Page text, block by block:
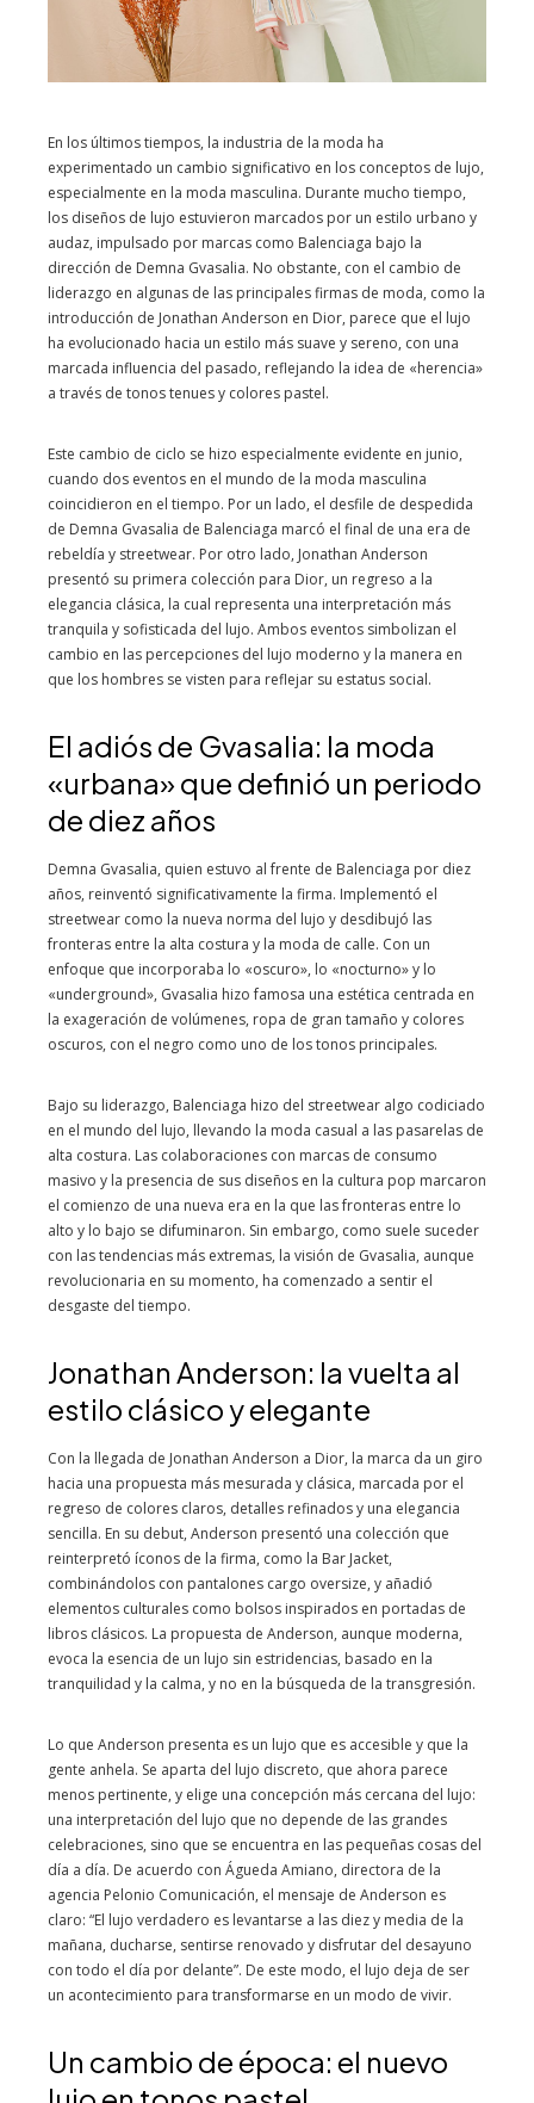
En los últimos tiempos, la industria de la moda ha
experimentado un cambio significativo en los conceptos de lujo,
especialmente en la moda masculina. Durante mucho tiempo,
los diseños de lujo estuvieron marcados por un estilo urbano y
audaz, impulsado por marcas como Balenciaga bajo la
dirección de Demna Gvasalia. No obstante, con el cambio de
liderazgo en algunas de las principales firmas de moda, como la
introducción de Jonathan Anderson en Dior, parece que el lujo
ha evolucionado hacia un estilo más suave y sereno, con una
marcada influencia del pasado, reflejando la idea de «herencia»
a través de tonos tenues y colores pastel.
Este cambio de ciclo se hizo especialmente evidente en junio,
cuando dos eventos en el mundo de la moda masculina
coincidieron en el tiempo. Por un lado, el desfile de despedida
de Demna Gvasalia de Balenciaga marcó el final de una era de
rebeldía y streetwear. Por otro lado, Jonathan Anderson
presentó su primera colección para Dior, un regreso a la
elegancia clásica, la cual representa una interpretación más
tranquila y sofisticada del lujo. Ambos eventos simbolizan el
cambio en las percepciones del lujo moderno y la manera en
que los hombres se visten para reflejar su estatus social.
El adiós de Gvasalia: la moda
«urbana» que definió un periodo
de diez años
Demna Gvasalia, quien estuvo al frente de Balenciaga por diez
años, reinventó significativamente la firma. Implementó el
streetwear como la nueva norma del lujo y desdibujó las
fronteras entre la alta costura y la moda de calle. Con un
enfoque que incorporaba lo «oscuro», lo «nocturno» y lo
«underground», Gvasalia hizo famosa una estética centrada en
la exageración de volúmenes, ropa de gran tamaño y colores
oscuros, con el negro como uno de los tonos principales.
Bajo su liderazgo, Balenciaga hizo del streetwear algo codiciado
en el mundo del lujo, llevando la moda casual a las pasarelas de
alta costura. Las colaboraciones con marcas de consumo
masivo y la presencia de sus diseños en la cultura pop marcaron
el comienzo de una nueva era en la que las fronteras entre lo
alto y lo bajo se difuminaron. Sin embargo, como suele suceder
con las tendencias más extremas, la visión de Gvasalia, aunque
revolucionaria en su momento, ha comenzado a sentir el
desgaste del tiempo.
Jonathan Anderson: la vuelta al
estilo clásico y elegante
Con la llegada de Jonathan Anderson a Dior, la marca da un giro
hacia una propuesta más mesurada y clásica, marcada por el
regreso de colores claros, detalles refinados y una elegancia
sencilla. En su debut, Anderson presentó una colección que
reinterpretó íconos de la firma, como la Bar Jacket,
combinándolos con pantalones cargo oversize, y añadió
elementos culturales como bolsos inspirados en portadas de
libros clásicos. La propuesta de Anderson, aunque moderna,
evoca la esencia de un lujo sin estridencias, basado en la
tranquilidad y la calma, y no en la búsqueda de la transgresión.
Lo que Anderson presenta es un lujo que es accesible y que la
gente anhela. Se aparta del lujo discreto, que ahora parece
menos pertinente, y elige una concepción más cercana del lujo:
una interpretación del lujo que no depende de las grandes
celebraciones, sino que se encuentra en las pequeñas cosas del
día a día. De acuerdo con Águeda Amiano, directora de la
agencia Pelonio Comunicación, el mensaje de Anderson es
claro: “El lujo verdadero es levantarse a las diez y media de la
mañana, ducharse, sentirse renovado y disfrutar del desayuno
con todo el día por delante”. De este modo, el lujo deja de ser
un acontecimiento para transformarse en un modo de vivir.
Un cambio de época: el nuevo